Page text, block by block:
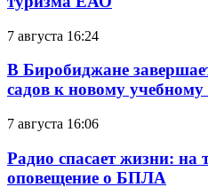
7 августа 16:24
В Биробиджане
садов к новому учебному
7 августа 16:06
Радио спасает жизни: на
оповещение о БПЛА